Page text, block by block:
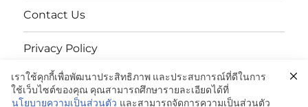
Contact Us
Privacy Policy
นโยบายความเป็นส่วนตัว
เราใช้คุกกี้เพื่อพัฒนาประสิทธิภาพ และประสบการณ์ที่ดีในการ
ใช้เว็บไซต์ของคุณ คุณสามารถศึกษารายละเอียดได้ที่
นโยบายความเป็นส่วนตัว และสามารถจัดการความเป็นส่วนตัว